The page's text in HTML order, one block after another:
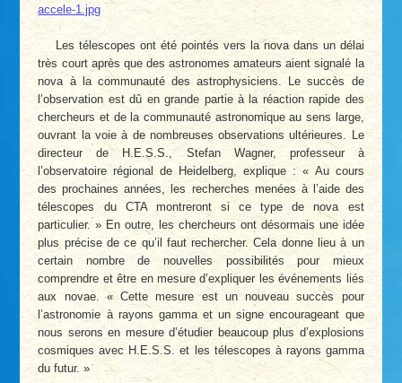
accele-1.jpg
Les télescopes ont été pointés vers la nova dans un délai
très court après que des astronomes amateurs aient signalé la
nova à la communauté des astrophysiciens. Le succès de
l’observation est dû en grande partie à la réaction rapide des
chercheurs et de la communauté astronomique au sens large,
ouvrant la voie à de nombreuses observations ultérieures. Le
directeur de H.E.S.S., Stefan Wagner, professeur à
l’observatoire régional de Heidelberg, explique : « Au cours
des prochaines années, les recherches menées à l’aide des
télescopes du CTA montreront si ce type de nova est
particulier. » En outre, les chercheurs ont désormais une idée
plus précise de ce qu’il faut rechercher. Cela donne lieu à un
certain nombre de nouvelles possibilités pour mieux
comprendre et être en mesure d’expliquer les événements liés
aux novae. « Cette mesure est un nouveau succès pour
l’astronomie à rayons gamma et un signe encourageant que
nous serons en mesure d’étudier beaucoup plus d’explosions
cosmiques avec H.E.S.S. et les télescopes à rayons gamma
du futur. »